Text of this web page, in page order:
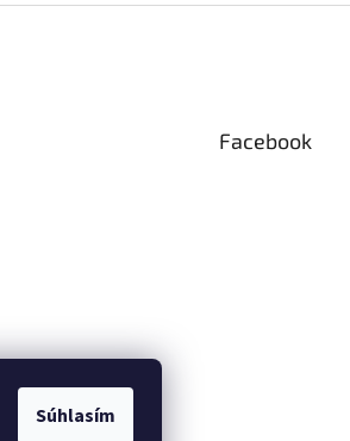
Súhlasím
Facebook